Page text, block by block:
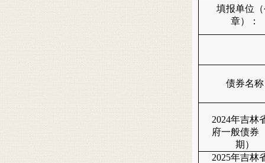
填报单位
章）：
债券名称
2024年吉林
府一般债券
期）
2025年吉林